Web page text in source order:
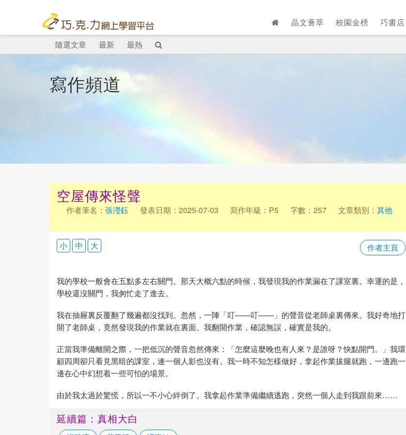
晶文薈萃 校園金榜 巧書店
隨選文章 最新 最熱
寫作頻道
空屋傳來怪聲
作者筆名： 張瀅鈺 發表日期：2025-07-03 寫作年級：P5 字數：257 文章類別： 其他
作者主頁
小 中 大
我的學校一般會在五點多左右關門。那天大概六點的時候，我發現我的作業漏在了課室裏。幸運的是，
學校還沒關門，我匆忙走了進去。
我在抽屜裏反覆翻了幾遍都沒找到。忽然，一陣「叮——叮——」的聲音從老師桌裏傳來。我好奇地打
開了老師桌，竟然發現我的作業就在裏面。我翻開作業，確認無誤，確實是我的。
正當我準備離開之際，一把低沉的聲音忽然傳來：「怎麼這麼晚也有人來？是誰呀？快點開門。」我環
顧四周卻只看見黑暗的課室，連一個人影也沒有。我一時不知怎樣做好，拿起作業拔腿就跑，一邊跑一
邊在心中幻想着一些可怕的場景。
由於我太過於驚慌，所以一不小心絆倒了。我拿起作業準備繼續逃跑，突然一個人走到我跟前來……
延續篇：真相大白